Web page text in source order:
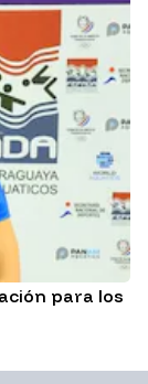
para los